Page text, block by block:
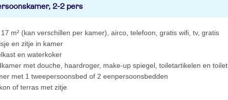
2-2 pers
m² (kan verschillen per kamer), airco, telefoon, gratis wifi, tv, gratis
en zitje in kamer
en waterkoker
met douche, haardroger, make-up spiegel, toiletartikelen en toilet
met 1 tweepersoonsbed of 2 eenpersoonsbedden
of terras met zitje